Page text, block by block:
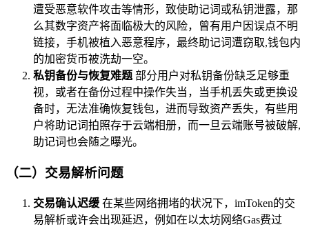
遭受恶意软件攻击等情形，致使助记词或私钥泄露，那
么其数字资产将面临极大的风险，曾有用户因误点不明
链接，手机被植入恶意程序，最终助记词遭窃取,钱包内
的加密货币被洗劫一空。
私钥备份与恢复难题 部分用户对私钥备份缺乏足够重
视，或者在备份过程中操作失当，当手机丢失或更换设
备时，无法准确恢复钱包，进而导致资产丢失，有些用
户将助记词拍照存于云端相册，而一旦云端账号被破解,
助记词也会随之曝光。
（二）交易解析问题
交易确认迟缓 在某些网络拥堵的状况下，imToken的交
易解析或许会出现延迟，例如在以太坊网络Gas费过